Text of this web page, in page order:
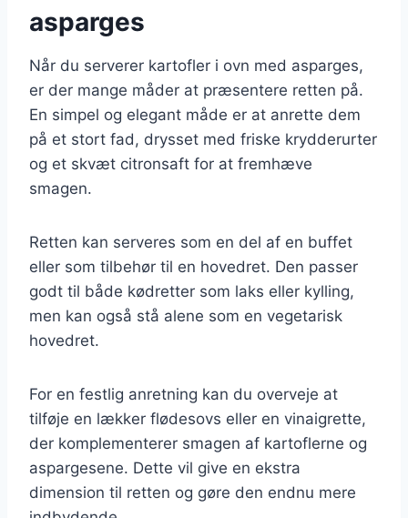
asparges
Når du serverer kartofler i ovn med asparges,
er der mange måder at præsentere retten på.
En simpel og elegant måde er at anrette dem
på et stort fad, drysset med friske krydderurter
og et skvæt citronsaft for at fremhæve
smagen.
Retten kan serveres som en del af en buffet
eller som tilbehør til en hovedret. Den passer
godt til både kødretter som laks eller kylling,
men kan også stå alene som en vegetarisk
hovedret.
For en festlig anretning kan du overveje at
tilføje en lækker flødesovs eller en vinaigrette,
der komplementerer smagen af kartoflerne og
aspargesene. Dette vil give en ekstra
dimension til retten og gøre den endnu mere